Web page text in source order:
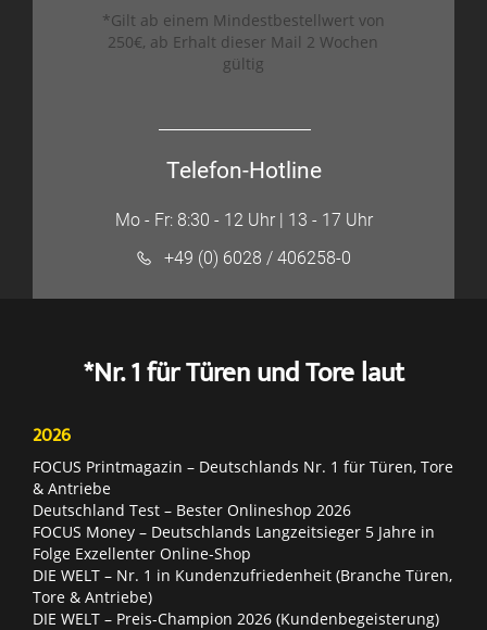
*Gilt ab einem Mindestbestellwert von
250€, ab Erhalt dieser Mail 2 Wochen
gültig
Telefon-Hotline
Mo - Fr: 8:30 - 12 Uhr | 13 - 17 Uhr
+49 (0) 6028 / 406258-0
*Nr. 1 für Türen und Tore laut
2026
FOCUS Printmagazin – Deutschlands Nr. 1 für Türen, Tore
& Antriebe
Deutschland Test – Bester Onlineshop 2026
FOCUS Money – Deutschlands Langzeitsieger 5 Jahre in
Folge Exzellenter Online-Shop
DIE WELT – Nr. 1 in Kundenzufriedenheit (Branche Türen,
Tore & Antriebe)
DIE WELT – Preis-Champion 2026 (Kundenbegeisterung)